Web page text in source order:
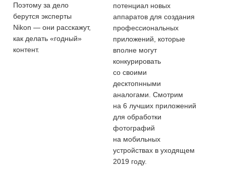
Поэтому за дело
берутся эксперты
Nikon — они расскажут,
как делать «годный»
контент.
потенциал новых
аппаратов для создания
профессиональных
приложений, которые
вполне могут
конкурировать
со своими
десктопнными
аналогами. Смотрим
на 6 лучших приложений
для обработки
фотографий
на мобильных
устройствах в уходящем
2019 году.